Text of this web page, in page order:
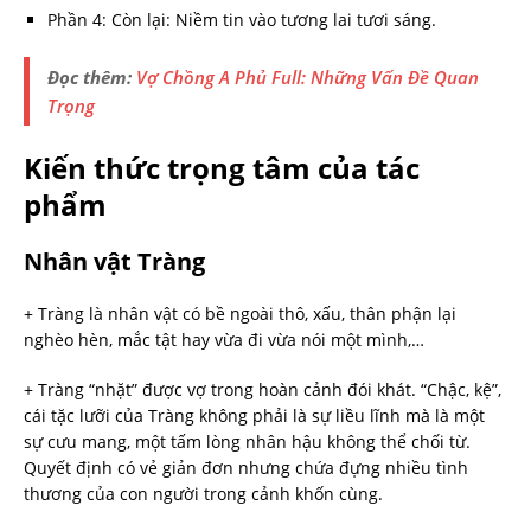
Phần 4: Còn lại: Niềm tin vào tương lai tươi sáng.
Đọc thêm: Vợ Chồng A Phủ Full: Những Vấn Đề Quan
Trọng
Kiến thức trọng tâm của tác
phẩm
Nhân vật Tràng
+ Tràng là nhân vật có bề ngoài thô, xấu, thân phận lại
nghèo hèn, mắc tật hay vừa đi vừa nói một mình,…
+ Tràng “nhặt” được vợ trong hoàn cảnh đói khát. “Chậc, kệ”,
cái tặc lưỡi của Tràng không phải là sự liều lĩnh mà là một
sự cưu mang, một tấm lòng nhân hậu không thể chối từ.
Quyết định có vẻ giản đơn nhưng chứa đựng nhiều tình
thương của con người trong cảnh khốn cùng.